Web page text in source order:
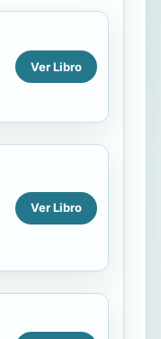
Ver Libro
Ver Libro